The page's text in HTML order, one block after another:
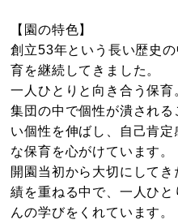
【園の特色】
創立53年という長い歴史
育を継続してきました。
一人ひとりと向き合う保育
集団の中で個性が潰され
い個性を伸ばし、自己肯
な保育を心がけています。
開園当初から大切にして
績を重ねる中で、一人ひ
んの学びをくれています。